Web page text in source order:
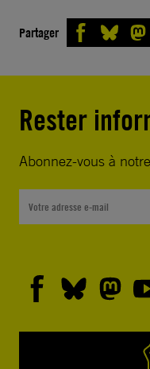
Partager
Rester
Abonnez-vous à